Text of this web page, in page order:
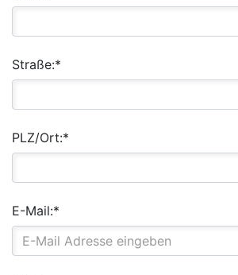
Straße:*
PLZ/Ort:*
E-Mail:*